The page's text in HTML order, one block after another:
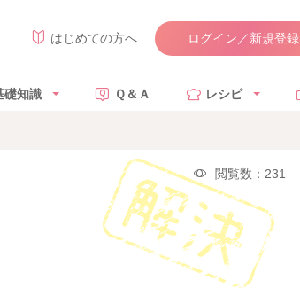
はじめての方へ ログイン／新規登録
礎知識 Ｑ＆Ａ レシピ
閲覧数：231